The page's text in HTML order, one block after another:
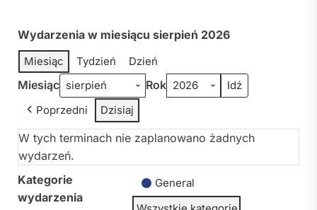
Wydarzenia w miesiącu sierpień 2026
Miesiąc Tydzień Dzień
Miesiąc Rok
Poprzedni Dzisiaj
W tych terminach nie zaplanowano żadnych
wydarzeń.
Kategorie
wydarzenia
General